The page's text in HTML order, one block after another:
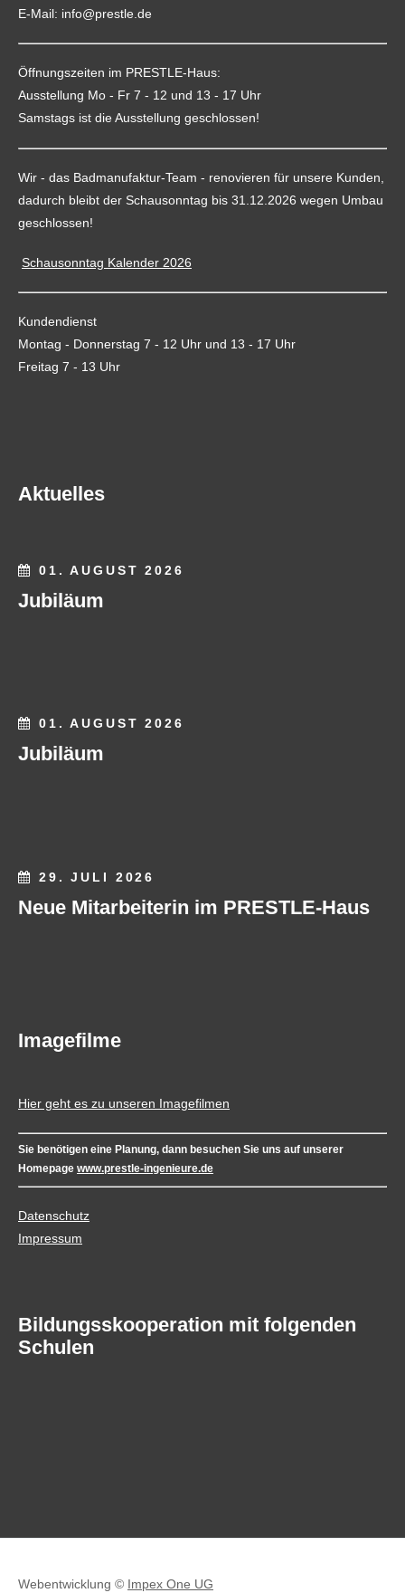
E-Mail: info@prestle.de
Öffnungszeiten im PRESTLE-Haus:
Ausstellung Mo - Fr 7 - 12 und 13 - 17 Uhr
Samstags ist die Ausstellung geschlossen!
Wir - das Badmanufaktur-Team - renovieren für unsere Kunden,
dadurch bleibt der Schausonntag bis 31.12.2026 wegen Umbau
geschlossen!
Schausonntag Kalender 2026
Kundendienst
Montag - Donnerstag 7 - 12 Uhr und 13 - 17 Uhr
Freitag 7 - 13 Uhr
Aktuelles
01. AUGUST 2026
Jubiläum
01. AUGUST 2026
Jubiläum
29. JULI 2026
Neue Mitarbeiterin im PRESTLE-Haus
Imagefilme
Hier geht es zu unseren Imagefilmen
Sie benötigen eine Planung, dann besuchen Sie uns auf unserer
Homepage www.prestle-ingenieure.de
Datenschutz
Impressum
Bildungsskooperation mit folgenden
Schulen
Webentwicklung © Impex One UG